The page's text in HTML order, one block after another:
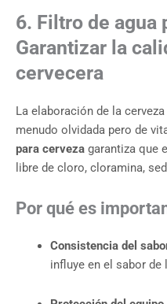
6. Filtro de agua
Garantizar la
cervecera
La elaboración de la
menudo olvidada pero de
para cerveza garantiza que
libre de cloro, cloramina,
Por qué es
Consistencia del
influye en el sabor de